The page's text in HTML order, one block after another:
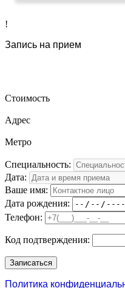
!
Запись на прием
Стоимость
Адрес
Метро
Специальность:
Дата:
Ваше имя:
Дата рождения:
Телефон:
Код подтверждения:
Политика